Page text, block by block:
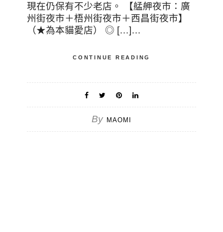
現在仍保有不少老店。 【艋舺夜市：廣
州街夜市＋梧州街夜市＋西昌街夜市】
（★為本貓愛店） ◎ […]…
CONTINUE READING
By MAOMI